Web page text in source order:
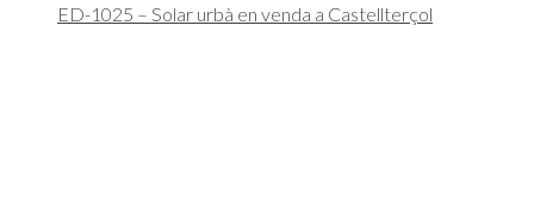
ED-1025 – Solar urbà en venda a Castellterçol